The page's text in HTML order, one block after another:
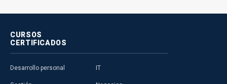
CURSOS
CERTIFICADOS
Desarrollo personal IT